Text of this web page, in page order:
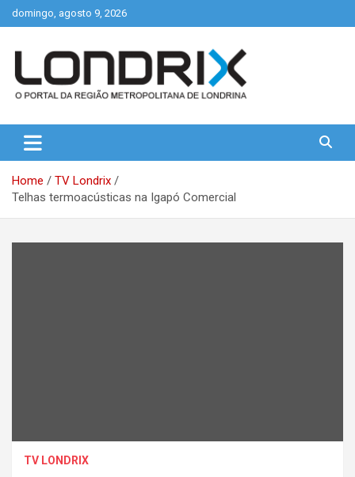
Skip
to
domingo, agosto 9, 2026
Londrix
Home
TV Londrix
Telhas termoacústicas na Igapó Comercial
TV LONDRIX